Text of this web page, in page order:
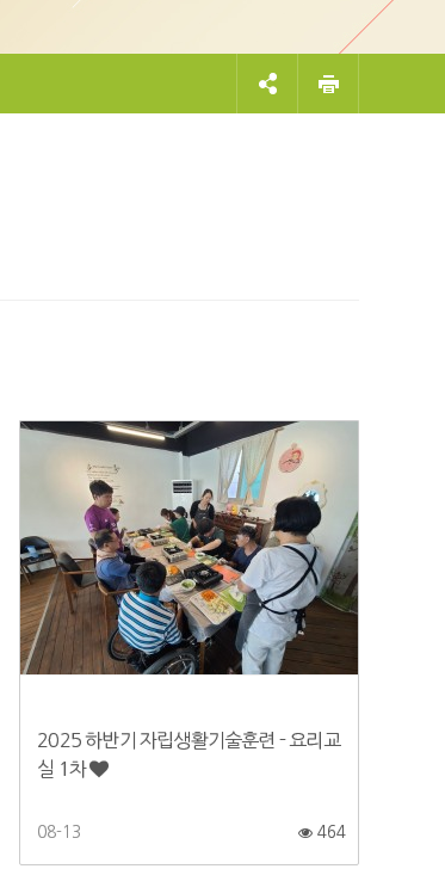
2025 하반기 자립생활기술훈련 - 요리교
실 1차
08-13 464